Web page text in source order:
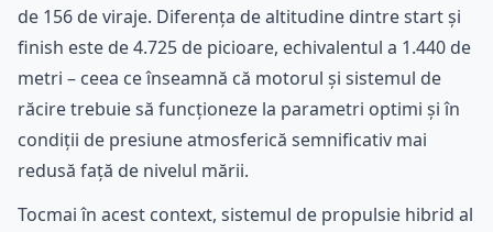
de 156 de viraje. Diferența de altitudine dintre start și
finish este de 4.725 de picioare, echivalentul a 1.440 de
metri – ceea ce înseamnă că motorul și sistemul de
răcire trebuie să funcționeze la parametri optimi și în
condiții de presiune atmosferică semnificativ mai
redusă față de nivelul mării.
Tocmai în acest context, sistemul de propulsie hibrid al